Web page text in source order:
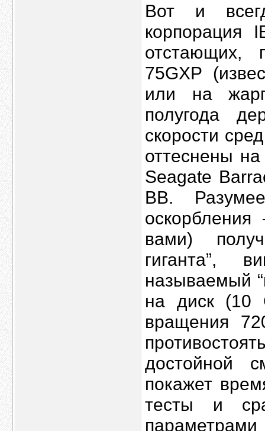
Вот и
корпорация
отстающих,
75GXP
или на
полугода
скорости
оттеснены
Seagate
BB.
вами)
гиганта”,
называемый
на диск (10
вращения
достойной
покажет
тесты и